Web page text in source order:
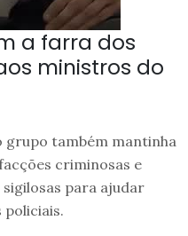
a farra dos
ministros do
grupo também mantinha
criminosas e
para ajudar
policiais.